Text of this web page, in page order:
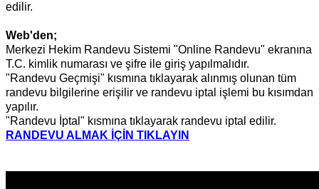
edilir.
Web'den;
Merkezi Hekim Randevu Sistemi "Online Randevu" ekranına
T.C. kimlik numarası ve şifre ile giriş yapılmalıdır.
"Randevu Geçmişi" kısmına tıklayarak alınmış olunan tüm
randevu bilgilerine erişilir ve randevu iptal işlemi bu kısımdan
yapılır.
"Randevu İptal" kısmına tıklayarak randevu iptal edilir.
RANDEVU ALMAK İÇİN TIKLAYIN